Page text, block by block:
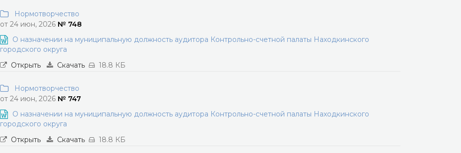
Нормотворчество
от 24 июн, 2026 № 748
О назначении на муниципальную должность аудитора Контрольно-счетной палаты Находкинского
городского округа
Открыть
Скачать 18.8 КБ
Нормотворчество
от 24 июн, 2026 № 747
О назначении на муниципальную должность аудитора Контрольно-счетной палаты Находкинского
городского округа
Открыть
Скачать 18.8 КБ